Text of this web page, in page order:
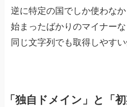
逆に特定の国でしか使わな
始まったばかりのマイナーな
同じ文字列でも取得しやす
「独自ドメイン」と「